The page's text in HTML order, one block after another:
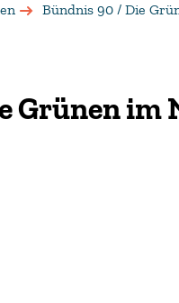
Bündnis 90 / Die
im